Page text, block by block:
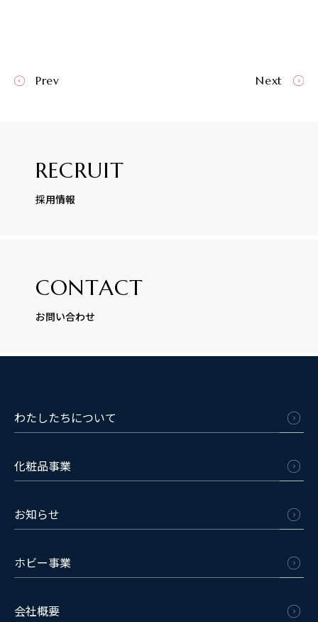
Prev Next
RECRUIT
採用情報
CONTACT
お問い合わせ
わたしたちについて
化粧品事業
お知らせ
ホビー事業
会社概要